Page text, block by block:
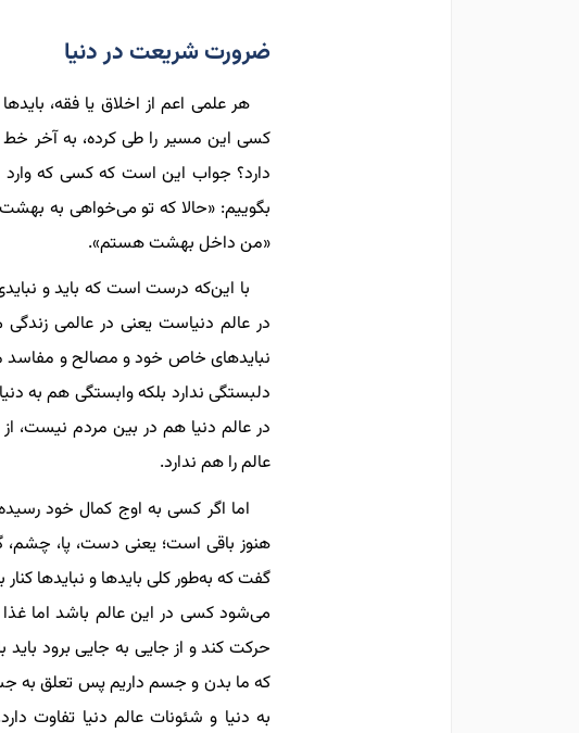
ضرورت شریعت در دنیا
هر علمی اعم از اخلاق یا فقه،
کسی این مسیر را طی کرده، به آخر
دارد؟ جواب این است که کسی که
بگوییم: «حالا که تو می‌خواهی به
«من داخل بهشت هستم».
با این‌که درست است که باید و
در عالم دنیاست یعنی در عالمی
نبایدهای خاص خود و مصالح و مفاسد
دلبستگی ندارد بلکه وابستگی هم به
در عالم دنیا هم در بین مردم نیست،
عالم را هم ندارد.
اما اگر کسی به اوج کمال خود
هنوز باقی است؛ یعنی دست، پا، چشم،
گفت که به‌طور کلی بایدها و نبایدها
می‌شود کسی در این عالم باشد اما غذا
حرکت کند و از جایی به جایی برود
که ما بدن و جسم داریم پس تعلق به
به دنیا و شئونات عالم دنیا تفاوت